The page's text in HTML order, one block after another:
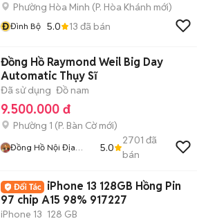
Phường Hòa Minh (P. Hòa Khánh mới)
ĐĐình Bộ 5.0 13 đã bán
Đồng Hồ Raymond Weil Big Day
Automatic Thụy Sĩ
Đã sử dụng Đồ nam
9.500.000 đ
Phường 1 (P. Bàn Cờmới)
Đồng Hồ Nội Địa
5.0
2701 đã
bán
iPhone 13 128GB Hồng Pin
97 chip A15 98% 917227
iPhone 13 128 GB